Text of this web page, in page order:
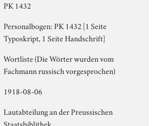
PK 1432
Personalbogen: PK 1432 [1 Seite
Typoskript, 1 Seite Handschrift]
Wortliste (Die Wörter wurden vom
Fachmann russisch vorgesprochen)
1918-08-06
Lautabteilung an der Preussischen
Staatsbiblithek